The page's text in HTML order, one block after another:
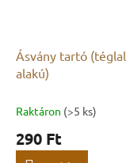
Ásvány tartó
alakú)
Raktáron (>5 ks)
290 Ft